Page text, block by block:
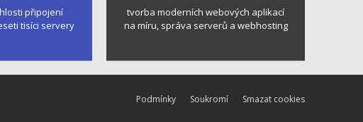
připojení
tisíci servery
tvorba moderních webových aplikací
na míru, správa serverů a webhosting
Smazat cookies
Soukromí
Podmínky